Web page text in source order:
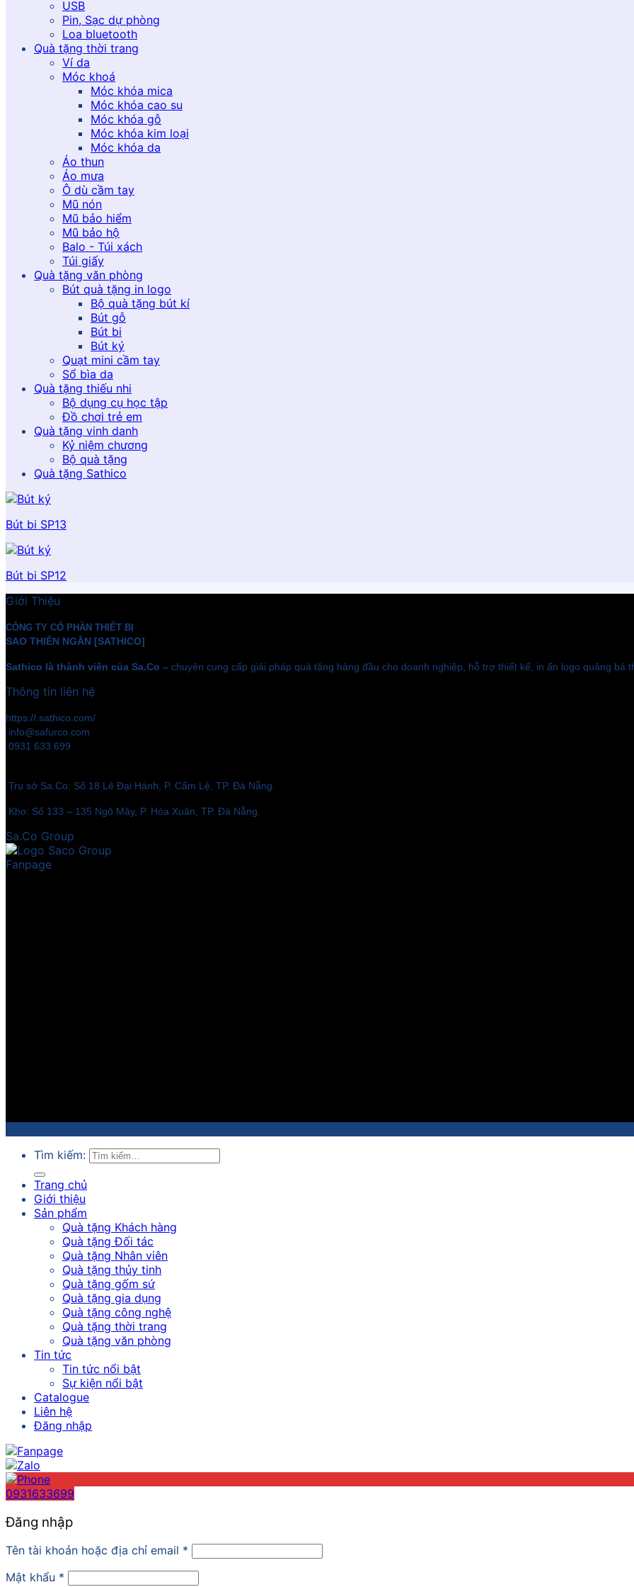
USB
Pin, Sạc dự phòng
Loa bluetooth
Quà tặng thời trang
Ví da
Móc khoá
Móc khóa mica
Móc khóa cao su
Móc khóa gỗ
Móc khóa kim loại
Móc khóa da
Áo thun
Áo mưa
Ô dù cầm tay
Mũ nón
Mũ bảo hiểm
Mũ bảo hộ
Balo - Túi xách
Túi giấy
Quà tặng văn phòng
Bút quà tặng in logo
Bộ quà tặng bút kí
Bút gỗ
Bút bi
Bút ký
Quạt mini cầm tay
Sổ bìa da
Quà tặng thiếu nhi
Bộ dụng cụ học tập
Đồ chơi trẻ em
Quà tặng vinh danh
Kỷ niệm chương
Bộ quà tặng
Quà tặng Sathico
Bút bi SP13
Bút bi SP12
Giới Thiệu
CÔNG TY CỔ PHẦN THIẾT BỊ
SAO THIÊN NGÂN [SATHICO]
Sathico là thành viên của Sa.Co – chuyên cung cấp giải pháp quà tặng hàng đầu cho doanh nghiệp, hỗ trợ thiết kế, in ấn logo quảng bá
Thông tin liên hệ
https://.sathico.com/
info@safurco.com
0931 633 699
Trụ sở Sa.Co: Số 18 Lê Đại Hành, P. Cẩm Lệ, TP. Đà Nẵng.
Kho: Số 133 – 135 Ngô Mây, P. Hòa Xuân, TP. Đà Nẵng.
Sa.Co Group
Fanpage
Tìm kiếm:
Trang chủ
Giới thiệu
Sản phẩm
Quà tặng Khách hàng
Quà tặng Đối tác
Quà tặng Nhân viên
Quà tặng thủy tinh
Quà tặng gốm sứ
Quà tặng gia dụng
Quà tặng công nghệ
Quà tặng thời trang
Quà tặng văn phòng
Tin tức
Tin tức nổi bật
Sự kiện nổi bật
Catalogue
Liên hệ
Đăng nhập
0931633699
Đăng nhập
Tên tài khoản hoặc địa chỉ email *
Mật khẩu *